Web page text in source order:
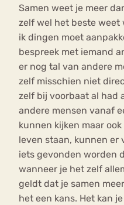
Samen weet je meer
zelf wel het beste weet
ik dingen moet
bespreek met iemand
er nog tal van andere
zelf misschien niet
zelf bij voorbaat al had
andere mensen vanaf
kunnen kijken maar
leven staan, kunnen er
iets gevonden worden
wanneer je het zelf
geldt dat je samen
het een kans. Het kan